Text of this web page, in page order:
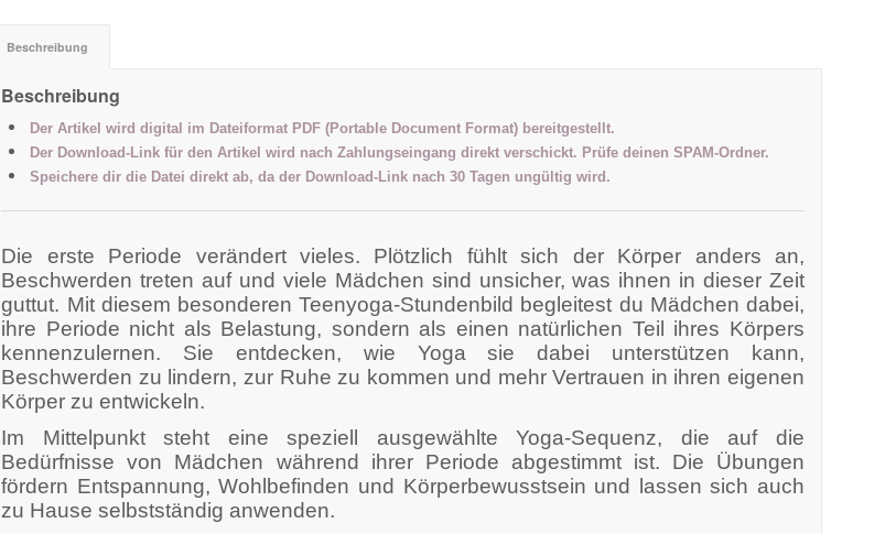
Beschreibung
Beschreibung
Der Artikel wird digital im Dateiformat PDF (Portable Document Format) bereitgestellt.
Der Download-Link für den Artikel wird nach Zahlungseingang direkt verschickt. Prüfe deinen SPAM-Ordner.
Speichere dir die Datei direkt ab, da der Download-Link nach 30 Tagen ungültig wird.
Die erste Periode verändert vieles. Plötzlich fühlt sich der Körper anders an,
Beschwerden treten auf und viele Mädchen sind unsicher, was ihnen in dieser Zeit
guttut. Mit diesem besonderen Teenyoga-Stundenbild begleitest du Mädchen dabei,
ihre Periode nicht als Belastung, sondern als einen natürlichen Teil ihres Körpers
kennenzulernen. Sie entdecken, wie Yoga sie dabei unterstützen kann,
Beschwerden zu lindern, zur Ruhe zu kommen und mehr Vertrauen in ihren eigenen
Körper zu entwickeln.
Im Mittelpunkt steht eine speziell ausgewählte Yoga-Sequenz, die auf die
Bedürfnisse von Mädchen während ihrer Periode abgestimmt ist. Die Übungen
fördern Entspannung, Wohlbefinden und Körperbewusstsein und lassen sich auch
zu Hause selbstständig anwenden.